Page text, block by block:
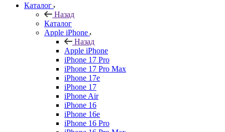
Каталог
Назад
Каталог
Apple iPhone
Назад
Apple iPhone
iPhone 17 Pro
iPhone 17 Pro Max
iPhone 17e
iPhone 17
iPhone Air
iPhone 16
iPhone 16e
iPhone 16 Pro